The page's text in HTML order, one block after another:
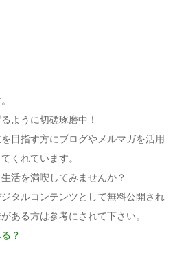
ように切磋琢磨中！
目指す方にブログやメルマガを活用
くれています。
活を満喫してみませんか？
タルコンテンツとして無料公開され
ある方は参考にされて下さい。
？